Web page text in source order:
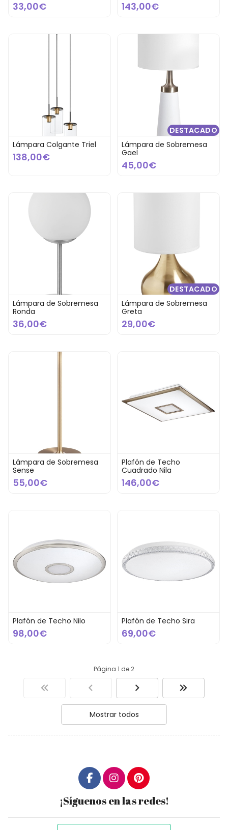
33,00€ 143,00€
Lámpara Colgante Triel
138,00€
DESTACADO
Lámpara de Sobremesa
Gael
45,00€
Lámpara de Sobremesa
Ronda
36,00€
DESTACADO
Lámpara de Sobremesa
Greta
29,00€
Lámpara de Sobremesa
Sense
55,00€
Plafón de Techo
Cuadrado Nila
146,00€
Plafón de Techo Nilo
98,00€
Plafón de Techo Sira
69,00€
Página 1 de 2
Mostrar todos
¡Síguenos en las redes!